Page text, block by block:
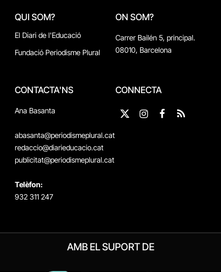
QUI SOM?
El Diari de l'Educació
Fundació Periodisme Plural
ON SOM?
Carrer Bailén 5, principal.
08010, Barcelona
CONTACTA'NS
Ana Basanta
abasanta@periodismeplural.cat
redaccio@diarieducacio.cat
publicitat@periodismeplural.cat
Telèfon:
932 311 247
CONNECTA
X
InstagramFacebook
RSS
AMB EL SUPORT DE